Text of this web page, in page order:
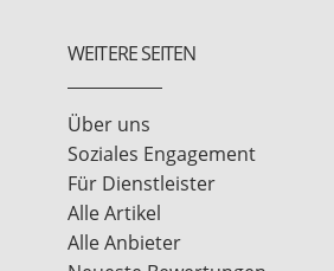
WEITERE SEITEN
Über uns
Soziales Engagement
Für Dienstleister
Alle Artikel
Alle Anbieter